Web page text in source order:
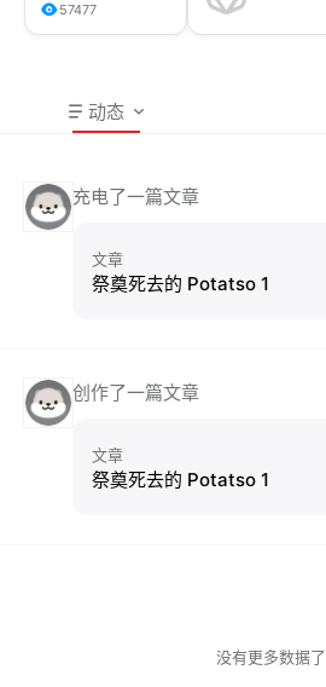
57477
动态
充电了一篇文章
文章
祭奠死去的 Potatso 1
创作了一篇文章
文章
祭奠死去的 Potatso 1
没有更多数据了